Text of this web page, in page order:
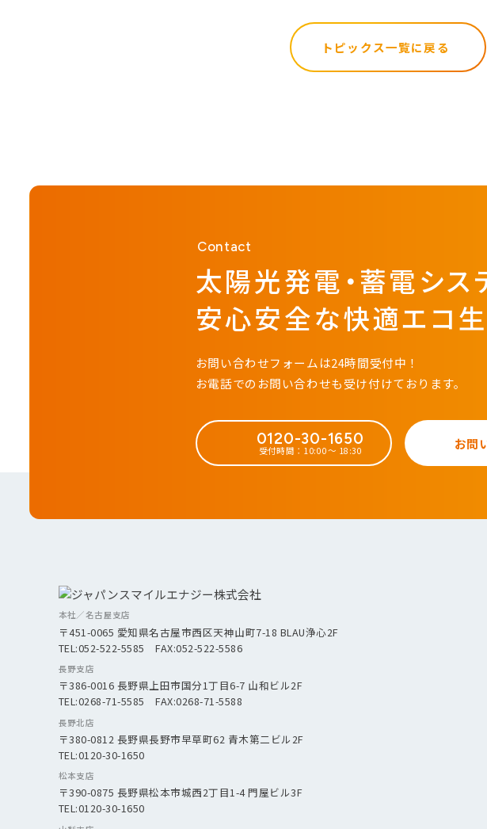
トピックス一覧に戻る
Contact
太陽光発電・蓄電シス
安心安全な快適エコ
お問い合わせフォームは24時間受付中！
お電話でのお問い合わせも受け付けております。
0120-30-1650
受付時間：10:00 ～ 18:30 お問
本社／名古屋支店
〒451-0065 愛知県名古屋市西区天神山町7-18 BLAU浄心2F
TEL:052-522-5585 FAX:052-522-5586
長野支店
〒386-0016 長野県上田市国分1丁目6-7 山和ビル2F
TEL:0268-71-5585 FAX:0268-71-5588
長野北店
〒380-0812 長野県長野市早草町62 青木第二ビル2F
TEL:0120-30-1650
松本支店
〒390-0875 長野県松本市城西2丁目1-4 門屋ビル3F
TEL:0120-30-1650